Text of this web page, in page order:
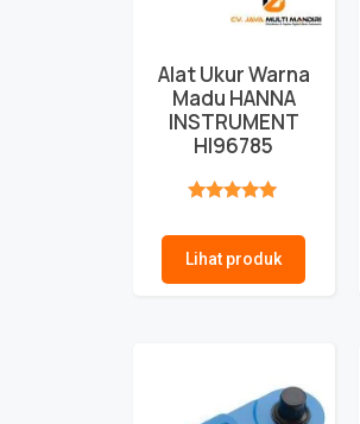
Alat Ukur Warna
Madu HANNA
INSTRUMENT
HI96785
Lihat produk